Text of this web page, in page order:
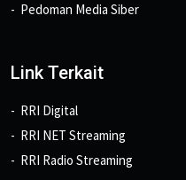
Pedoman Media Siber
Link Terkait
RRI Digital
RRI NET Streaming
RRI Radio Streaming